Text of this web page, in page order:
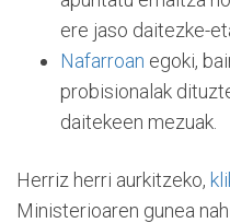
ere jaso daitezke-
Nafarroan egoki,
probisionalak
daitekeen mezuak.
Herriz herri aurkitzeko,
Ministerioaren gunea